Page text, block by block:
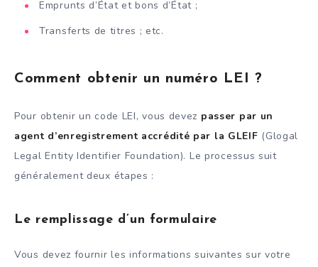
Emprunts d’État et bons d’État ;
Transferts de titres ; etc.
Comment obtenir un numéro LEI ?
Pour obtenir un code LEI, vous devez passer par un
agent d’enregistrement accrédité par la GLEIF (Glogal
Legal Entity Identifier Foundation). Le processus suit
généralement deux étapes :
Le remplissage d’un formulaire
Vous devez fournir les informations suivantes sur votre